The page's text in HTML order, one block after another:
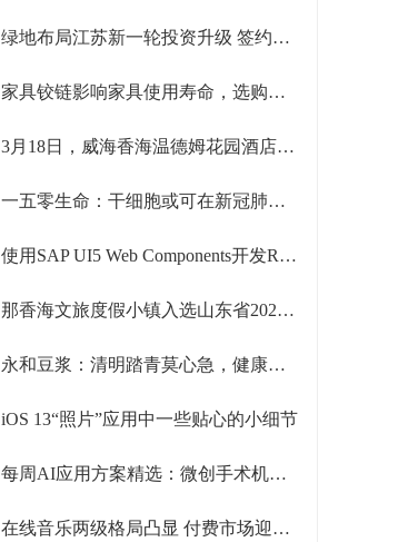
绿地布局江苏新一轮投资升级 签约江苏银行、落地重大产业
家具铰链影响家具使用寿命，选购需谨慎
3月18日，威海香海温德姆花园酒店火爆认筹，荣耀开盘！
一五零生命：干细胞或可在新冠肺炎康复治疗中发挥重要作用
使用SAP UI5 Web Components开发React应用
那香海文旅度假小镇入选山东省2020年重大建设项目名单
永和豆浆：清明踏青莫心急，健康防疫别忽视！
iOS 13“照片”应用中一些贴心的小细节
每周AI应用方案精选：微创手术机器人；人工智能外骨骼康复手套等
在线音乐两级格局凸显 付费市场迎积极信号